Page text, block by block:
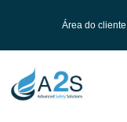
Área do cliente